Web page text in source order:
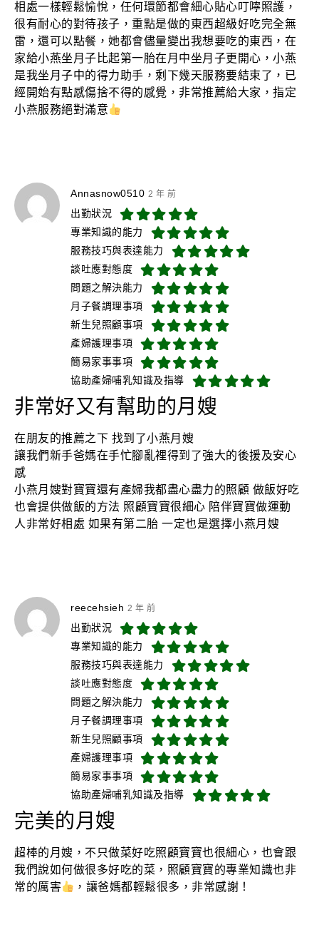
相處一樣輕鬆愉悅，任何環節都會細心貼心叮嚀照護，
很有耐心的對待孩子，重點是做的東西超級好吃完全無
雷，還可以點餐，她都會儘量變出我想要吃的東西，在
家給小燕坐月子比起第一胎在月中坐月子更開心，小燕
是我坐月子中的得力助手，剩下幾天服務要結束了，已
經開始有點感傷捨不得的感覺，非常推薦給大家，指定
小燕服務絕對滿意
Annasnow0510 2 年 前
出勤狀況
專業知識的能力
服務技巧與表達能力
談吐應對態度
問題之解決能力
月子餐調理事項
新生兒照顧事項
產婦護理事項
簡易家事事項
協助產婦哺乳知識及指導
非常好又有幫助的月嫂
在朋友的推薦之下 找到了小燕月嫂
讓我們新手爸媽在手忙腳亂裡得到了強大的後援及安心
感
小燕月嫂對寶寶還有產婦我都盡心盡力的照顧 做飯好吃
也會提供做飯的方法 照顧寶寶很細心 陪伴寶寶做運動
人非常好相處 如果有第二胎 一定也是選擇小燕月嫂
reecehsieh 2 年 前
出勤狀況
專業知識的能力
服務技巧與表達能力
談吐應對態度
問題之解決能力
月子餐調理事項
新生兒照顧事項
產婦護理事項
簡易家事事項
協助產婦哺乳知識及指導
完美的月嫂
超棒的月嫂，不只做菜好吃照顧寶寶也很細心，也會跟
我們說如何做很多好吃的菜，照顧寶寶的專業知識也非
常的厲害
，讓爸媽都輕鬆很多，非常感謝！